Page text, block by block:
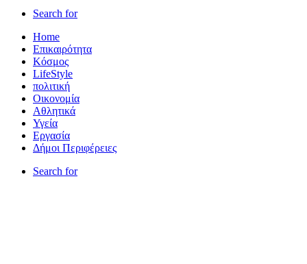
Search for
Home
Επικαιρότητα
Κόσμος
LifeStyle
πολιτική
Οικονομία
Αθλητικά
Υγεία
Εργασία
Δήμοι Περιφέρειες
Search for